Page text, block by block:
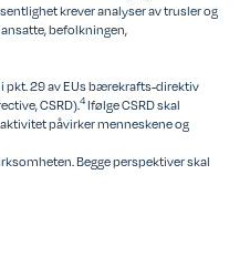
krever analyser av trusler og
befolkningen,
pkt. 29 av EUs bærekrafts-direktiv
CSRD).4Ifølge CSRD skal
påvirker menneskene og
Begge perspektiver skal